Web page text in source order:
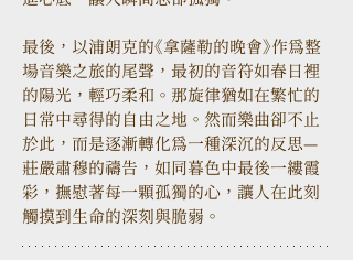
最後，以浦朗克的《拿薩勒的晚會》作為整
場音樂之旅的尾聲，最初的音符如春日裡
的陽光，輕巧柔和。那旋律猶如在繁忙的
日常中尋得的自由之地。然而樂曲卻不止
於此，而是逐漸轉化為一種深沉的反思—
莊嚴肅穆的禱告，如同暮色中最後一縷霞
彩，撫慰著每一顆孤獨的心，讓人在此刻
觸摸到生命的深刻與脆弱。